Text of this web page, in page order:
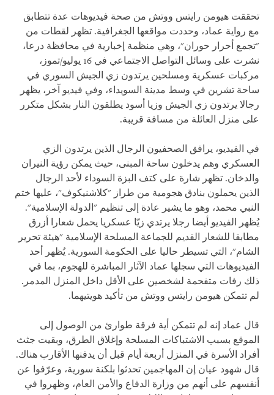
تحققت هيومن رايتس ووتش من صحة فيديوهات عدة تتطابق
مع رواية عماد، وحددت مواقعها الجغرافية. تظهر لقطات من
"تجمع أحرار حوران"، وهي منظمة إخبارية في محافظة درعا،
نشرت على وسائل التواصل الاجتماعي في 16 يوليو/تموز،
مركبات عسكرية ومسلحين يرتدون زي الجيش السوري في
ساحة تشرين في وسط مدينة السويداء، وفي فيديو آخر، يظهر
رجالا يرتدون زي الجيش وزيا أسود يطلقون النار بشكل متكرر
على منزل العائلة من مسافة قريبة.
في الفيديو، يرافق الصحفيون الرجال الذين يرتدون الزي
العسكري وهم يدخلون ساحة المبنى، حيث يمكن رؤية النيران
والدخان. تظهر شارة على كتف البزة السوداء لأحد الرجال
الذين يحملون بنادق هجومية من طراز "كلاشنيكوف"، عليها ختم
النبي محمد، وهو ما يشير عادة إلى تنظيم "الدولة الإسلامية".
يُظهر الفيديو أيضا رجلا يرتدي زيّا عسكريا يحمل شعارا أزرق
مطابقا للشعار القديم للجماعة المسلحة الإسلامية "هيئة تحرير
الشام"، التي تسيطر حاليا على الحكومة السورية. يُظهر أحد
الفيديوهات التي سجلها عماد الآثار المباشرة للهجوم، بما في
ذلك رفات متفحمة لشخصين على الأقل داخل المنزل المدمر.
لم تتمكن هيومن رايتس ووتش من تأكيد هويتيهما.
قال عماد إنه لم تتمكن أية فرقة طوارئ من الوصول إلى
الموقع بسبب الاشتباكات المسلحة وإغلاق الطرق، وبقيت جثث
أفراد الأسرة في المنزل أربعة أيام قبل أن يدفنها الأقارب هناك.
قال شهود عيان إن المهاجمين تحدثوا بلكنة سورية، وعرّفوا عن
أنفسهم على أنهم من وزارة الدفاع والأمن العام، وظهروا في